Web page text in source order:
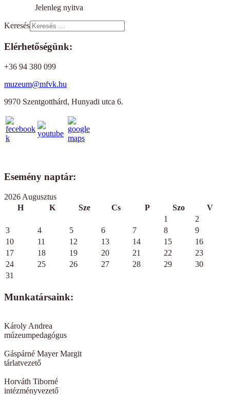
Jelenleg nyitva
Keresés
Elérhetőségünk:
+36 94 380 099
muzeum@mfvk.hu
9970 Szentgotthárd, Hunyadi utca 6.
Esemény naptár:
2026 Augusztus
H
K Sze Cs P Szo
V
1
2
3
4 5 6 7 8
9
10
11 12 13 14 15
16
17
18 19 20 21 22
23
24
25 26 27 28 29
30
31
Munkatársaink:
Károly Andrea
múzeumpedagógus
Gáspárné Mayer Margit
tárlatvezető
Horváth Tiborné
intézményvezető